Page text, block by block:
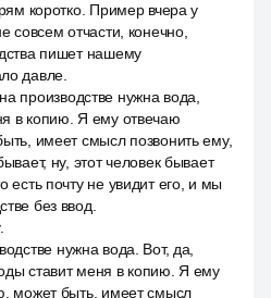
коротко. Пример вчера у
совсем отчасти, конечно,
пишет нашему
давле.
производстве нужна вода,
в копию. Я ему отвечаю
имеет смысл позвонить ему,
ну, этот человек бывает
есть почту не увидит его, и мы
без ввод.
нужна вода. Вот, да,
ставит меня в копию. Я ему
может быть, имеет смысл